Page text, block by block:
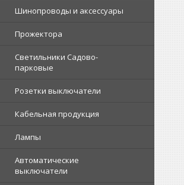
Шинопроводы и аксессуары
Прожектора
Светильники Садово-
парковые
Розетки выключатели
Кабельная продукция
Лампы
Автоматические
выключатели